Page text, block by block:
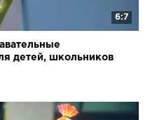
6:7
детей, школьников